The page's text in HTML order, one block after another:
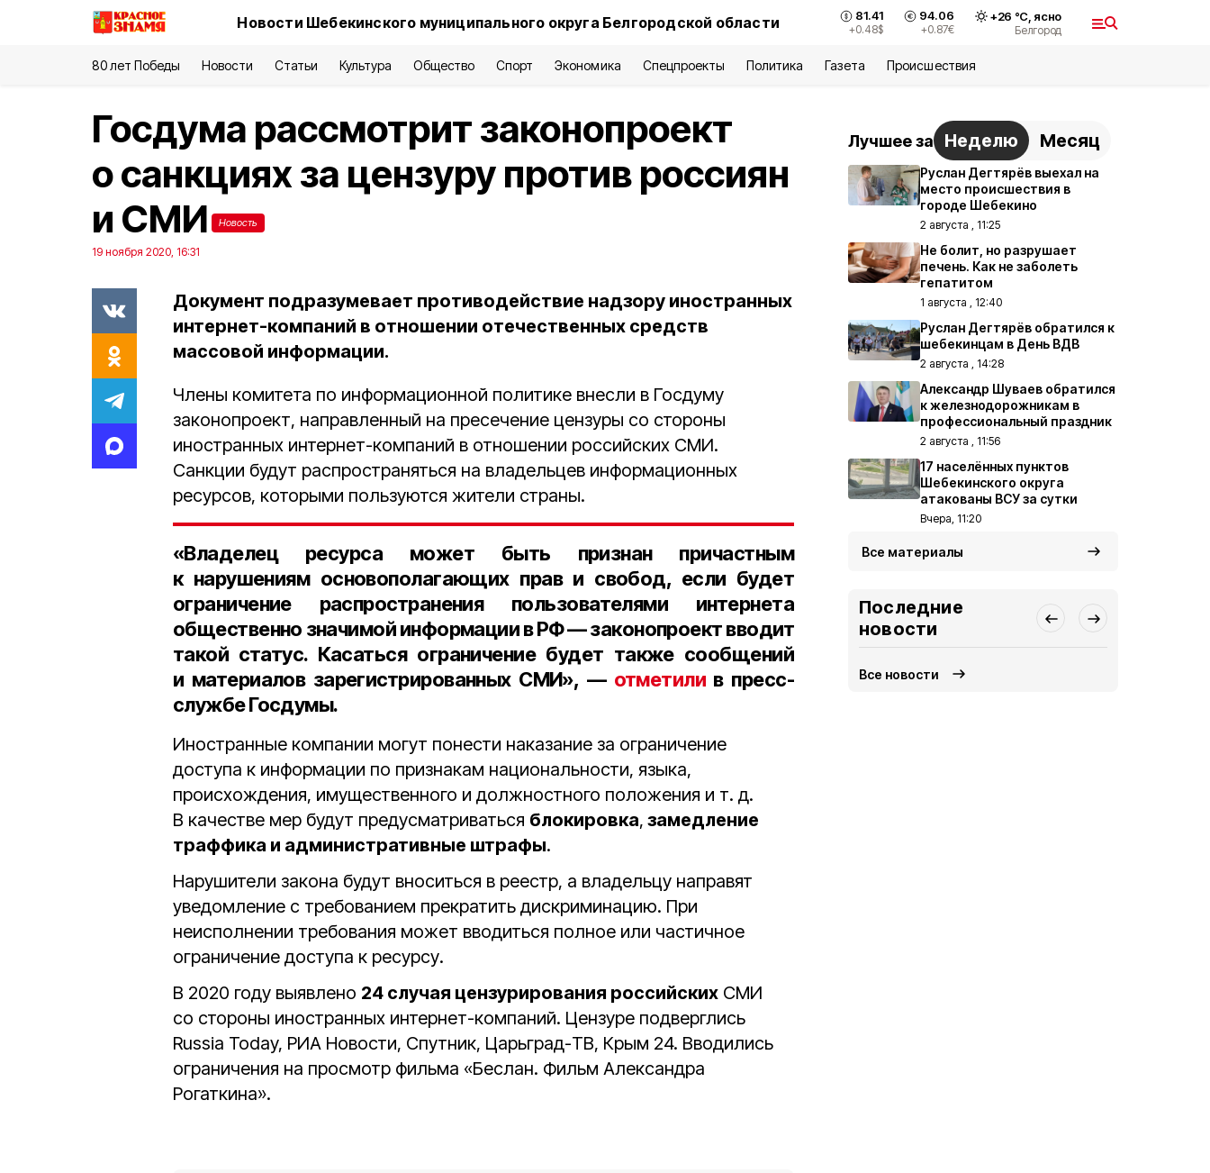
Новости Шебекинского муниципального округа Белгородской области 81.41
+0.48$
94.06
+0.87€
+26 °С, ясно
Белгород
80 лет Победы Новости Статьи Культура Общество Спорт Экономика Спецпроекты Политика Газета Происшествия
Госдума рассмотрит законопроект
о санкциях за цензуру против россиян
и СМИ
Новость
19 ноября 2020, 16:31
Документ подразумевает противодействие надзору иностранных
интернет-компаний в отношении отечественных средств
массовой информации.
Члены комитета по информационной политике внесли в Госдуму
законопроект, направленный на пресечение цензуры со стороны
иностранных интернет-компаний в отношении российских СМИ.
Санкции будут распространяться на владельцев информационных
ресурсов, которыми пользуются жители страны.
«Владелец ресурса может быть признан причастным
к нарушениям основополагающих прав и свобод, если будет
ограничение распространения пользователями интернета
общественно значимой информации в РФ — законопроект вводит
такой статус. Касаться ограничение будет также сообщений
и материалов зарегистрированных СМИ», — отметили в пресс-
службе Госдумы.
Иностранные компании могут понести наказание за ограничение
доступа к информации по признакам национальности, языка,
происхождения, имущественного и должностного положения и т. д.
В качестве мер будут предусматриваться блокировка, замедление
траффика и административные штрафы.
Нарушители закона будут вноситься в реестр, а владельцу направят
уведомление с требованием прекратить дискриминацию. При
неисполнении требования может вводиться полное или частичное
ограничение доступа к ресурсу.
В 2020 году выявлено 24 случая цензурирования российских СМИ
со стороны иностранных интернет-компаний. Цензуре подверглись
Russia Today, РИА Новости, Спутник, Царьград-ТВ, Крым 24. Вводились
ограничения на просмотр фильма «Беслан. Фильм Александра
Рогаткина».
Лучшее за Неделю Месяц
Руслан Дегтярёв выехал на
место происшествия в
городе Шебекино
2 августа , 11:25
Не болит, но разрушает
печень. Как не заболеть
гепатитом
1 августа , 12:40
Руслан Дегтярёв обратился к
шебекинцам в День ВДВ
2 августа , 14:28
Александр Шуваев обратился
к железнодорожникам в
профессиональный праздник
2 августа , 11:56
17 населённых пунктов
Шебекинского округа
атакованы ВСУ за сутки
Вчера, 11:20
Все материалы
Последние
новости
Все новости